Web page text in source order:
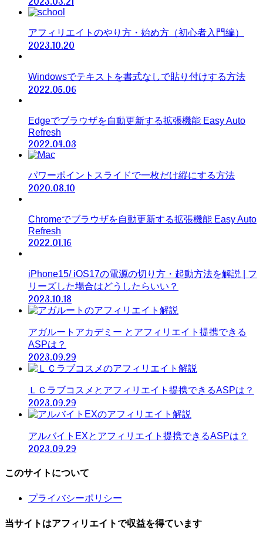
アフィリエイトのやり方・始め方（初心者入門編）
2023.10.20
Windowsでテキストを書式なしで貼り付けする方法
2022.05.06
Edgeでブラウザを自動更新する拡張機能 Easy Auto
Refresh
2022.04.03
パワーポイントスライドで一枚だけ縦にする方法
2020.08.10
Chromeでブラウザを自動更新する拡張機能 Easy Auto
Refresh
2022.01.16
iPhone15/ iOS17の電源の切り方・起動方法を解説 | フ
リーズした場合はどうしたらいい？
2023.10.18
アガルートアカデミー とアフィリエイト提携できる
ASPは？
2023.09.29
ＬＣラブコスメとアフィリエイト提携できるASPは？
2023.09.29
アルバイトEXとアフィリエイト提携できるASPは？
2023.09.29
このサイトについて
プライバシーポリシー
当サイトはアフィリエイトで収益を得ています